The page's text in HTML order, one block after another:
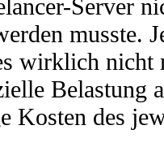
Server
musste.
wirklich nicht
Belastung
Kosten des